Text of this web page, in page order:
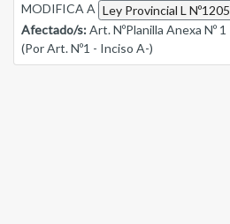
MODIFICA A Ley Provincial L Nº1205
Afectado/s:Art. NºPlanilla Anexa Nº 1
(Por Art. Nº1 - Inciso A-)